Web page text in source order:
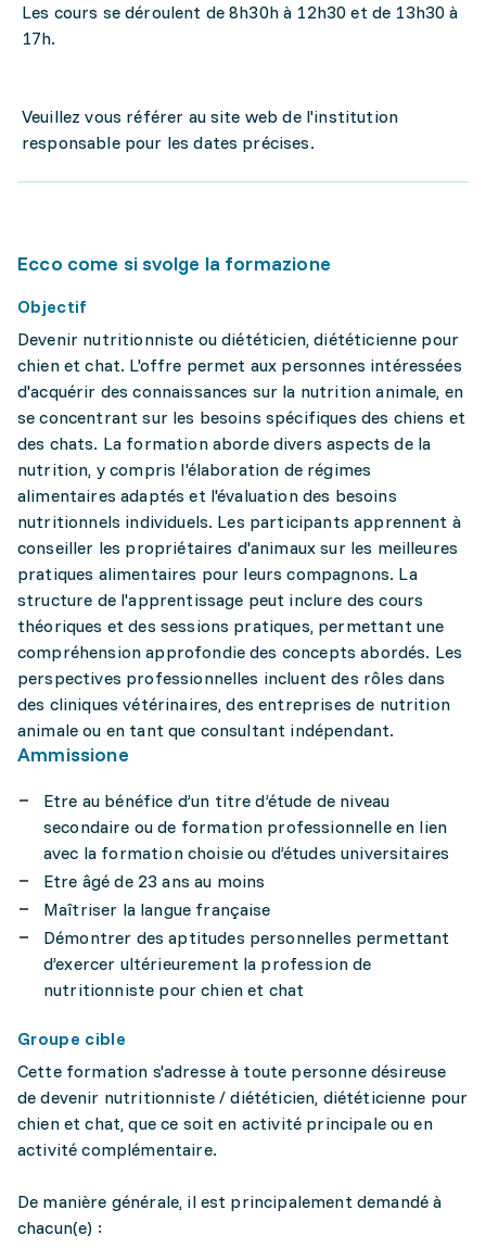
Les cours se déroulent de 8h30h à 12h30 et de 13h30 à
17h.
Veuillez vous référer au site web de l'institution
responsable pour les dates précises.
Ecco come si svolge la formazione
Objectif
Devenir nutritionniste ou diététicien, diététicienne pour
chien et chat. L'offre permet aux personnes intéressées
d'acquérir des connaissances sur la nutrition animale, en
se concentrant sur les besoins spécifiques des chiens et
des chats. La formation aborde divers aspects de la
nutrition, y compris l'élaboration de régimes
alimentaires adaptés et l'évaluation des besoins
nutritionnels individuels. Les participants apprennent à
conseiller les propriétaires d'animaux sur les meilleures
pratiques alimentaires pour leurs compagnons. La
structure de l'apprentissage peut inclure des cours
théoriques et des sessions pratiques, permettant une
compréhension approfondie des concepts abordés. Les
perspectives professionnelles incluent des rôles dans
des cliniques vétérinaires, des entreprises de nutrition
animale ou en tant que consultant indépendant.
Ammissione
Etre au bénéfice d’un titre d’étude de niveau
secondaire ou de formation professionnelle en lien
avec la formation choisie ou d’études universitaires
Etre âgé de 23 ans au moins
Maîtriser la langue française
Démontrer des aptitudes personnelles permettant
d’exercer ultérieurement la profession de
nutritionniste pour chien et chat
Groupe cible
Cette formation s'adresse à toute personne désireuse
de devenir nutritionniste / diététicien, diététicienne pour
chien et chat, que ce soit en activité principale ou en
activité complémentaire.
De manière générale, il est principalement demandé à
chacun(e) :